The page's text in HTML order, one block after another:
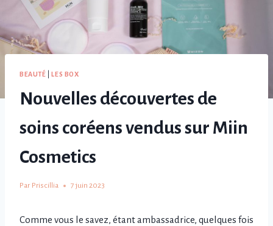
BEAUTÉ |LES BOX
Nouvelles découvertes de
soins coréens vendus sur Miin
Cosmetics
Par Priscillia 7 juin 2023
Comme vous le savez, étant ambassadrice, quelques fois